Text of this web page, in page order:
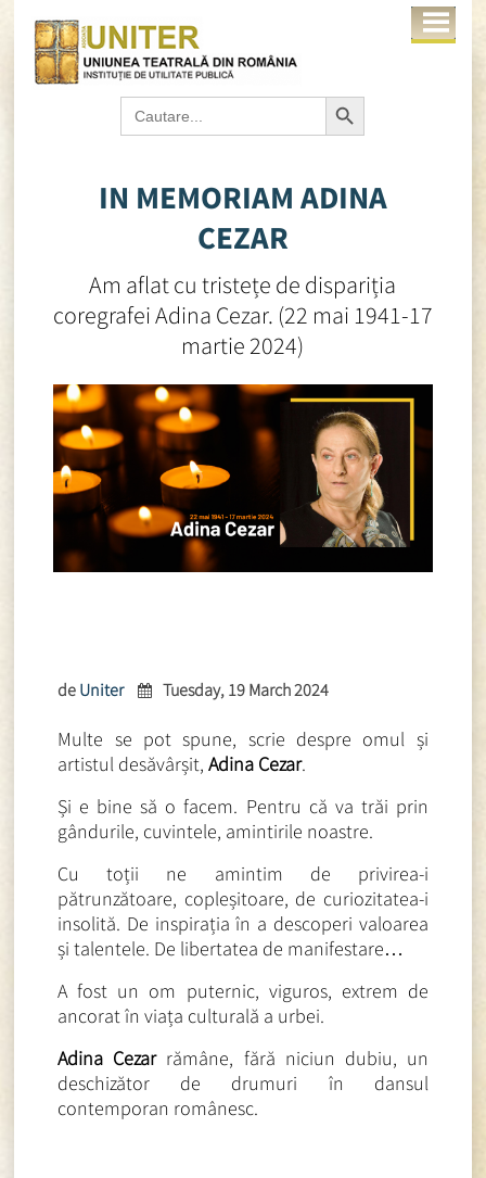
Search
for:
Search Button
IN MEMORIAM ADINA
CEZAR
Am aflat cu tristețe de dispariția
coregrafei Adina Cezar. (22 mai 1941-17
martie 2024)
de Uniter Tuesday, 19 March 2024
Multe se pot spune, scrie despre omul și
artistul desăvârșit,Adina Cezar.
Și e bine să o facem. Pentru că va trăi prin
gândurile, cuvintele, amintirile noastre.
Cu toții ne amintim de privirea-i
pătrunzătoare, copleșitoare, de curiozitatea-i
insolită. De inspirația în a descoperi valoarea
și talentele. De libertatea de manifestare…
A fost un om puternic, viguros, extrem de
ancorat în viața culturală a urbei.
Adina Cezarrămâne, fără niciun dubiu, un
deschizător de drumuri în dansul
contemporan românesc.